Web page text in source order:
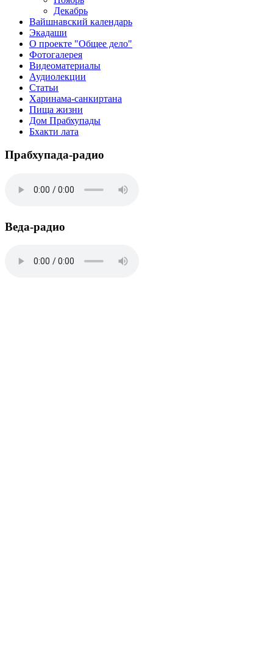
Декабрь
Вайшнавский календарь
Экадаши
О проекте "Общее дело"
Фотогалерея
Видеоматериалы
Аудиолекции
Статьи
Харинама-санкиртана
Пища жизни
Дом Прабхупады
Бхакти лата
Прабхупада-радио
Веда-радио